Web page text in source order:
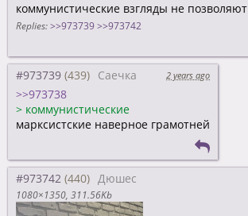
коммунистические взгляды не позволяют
Replies: >>973739 >>973742
#973739 Саечка 2 years ago
>>973738
> коммунистические
марксистские наверное грамотней
#973742 Дюшес
1080×1350 311.56Kb